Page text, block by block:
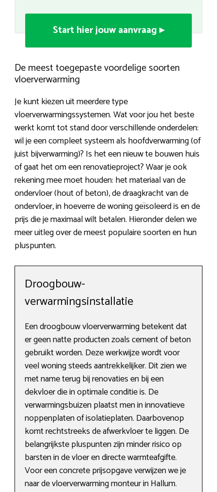
Start hier jouw aanvraag ▸
De meest toegepaste voordelige soorten
vloerverwarming
Je kunt kiezen uit meerdere type
vloerverwarmingssystemen. Wat voor jou het beste
werkt komt tot stand door verschillende onderdelen:
wil je een compleet systeem als hoofdverwarming (of
juist bijverwarming)? Is het een nieuw te bouwen huis
of gaat het om een renovatieproject? Waar je ook
rekening mee moet houden: het materiaal van de
ondervloer (hout of beton), de draagkracht van de
ondervloer, in hoeverre de woning geïsoleerd is en de
prijs die je maximaal wilt betalen. Hieronder delen we
meer uitleg over de meest populaire soorten en hun
pluspunten.
Droogbouw-
verwarmingsinstallatie
Een droogbouw vloerverwarming betekent dat
er geen natte producten zoals cement of beton
gebruikt worden. Deze werkwijze wordt voor
veel woning steeds aantrekkelijker. Dit zien we
met name terug bij renovaties en bij een
dekvloer die in optimale conditie is. De
verwarmingsbuizen plaatst men in innovatieve
noppenplaten of isolatieplaten. Daarbovenop
komt rechtstreeks de afwerkvloer te liggen. De
belangrijkste pluspunten zijn minder risico op
barsten in de vloer en directe warmteafgifte.
Voor een concrete prijsopgave verwijzen we je
naar de vloerverwarming monteur in Hallum.